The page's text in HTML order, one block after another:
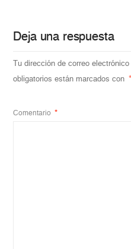
Deja una respuesta
Tu dirección de correo
obligatorios están marcados con
*
Comentario *